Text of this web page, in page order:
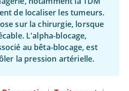
de localiser les tumeurs.
sur la chirurgie, lorsque
L'alpha-blocage,
au bêta-blocage, est
la pression artérielle.